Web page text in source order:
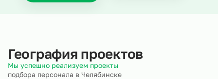
География проектов
Мы успешно реализуем проекты
подбора персонала в Челябинске